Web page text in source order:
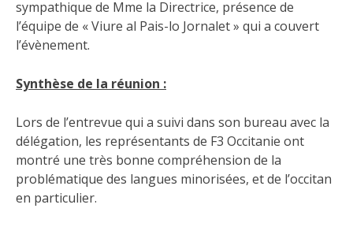
sympathique de Mme la Directrice, présence de
l’équipe de « Viure al Pais-lo Jornalet » qui a couvert
l’évènement.
Synthèse de la réunion :
Lors de l’entrevue qui a suivi dans son bureau avec la
délégation, les représentants de F3 Occitanie ont
montré une très bonne compréhension de la
problématique des langues minorisées, et de l’occitan
en particulier.